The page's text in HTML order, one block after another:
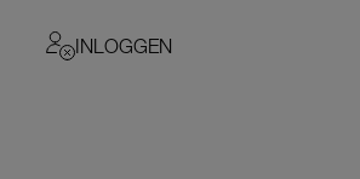
INLOGGEN